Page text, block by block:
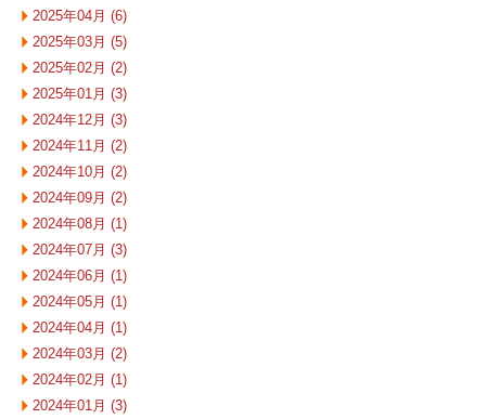
2025年04月 (6)
2025年03月 (5)
2025年02月 (2)
2025年01月 (3)
2024年12月 (3)
2024年11月 (2)
2024年10月 (2)
2024年09月 (2)
2024年08月 (1)
2024年07月 (3)
2024年06月 (1)
2024年05月 (1)
2024年04月 (1)
2024年03月 (2)
2024年02月 (1)
2024年01月 (3)